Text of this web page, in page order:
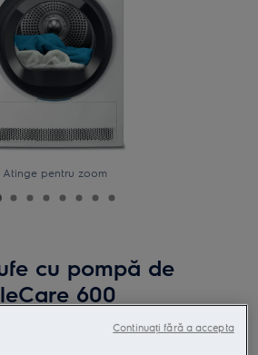
Atinge pentru zoom
cu pompă de
600
Continuați fără a accepta